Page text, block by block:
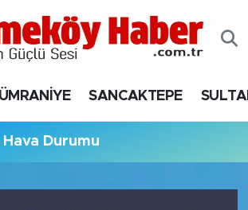
ÜMRANİYE SANCAKTEPE
Durumu